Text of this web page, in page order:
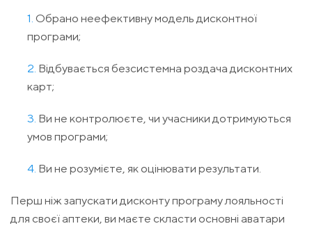
Обрано неефективну модель дисконтної
програми;
Відбувається безсистемна роздача дисконтних
карт;
Ви не контролюєте, чи учасники дотримуються
умов програми;
Ви не розумієте, як оцінювати результати.
Перш ніж запускати дисконту програму лояльності
для своєї аптеки, ви маєте скласти основні аватари